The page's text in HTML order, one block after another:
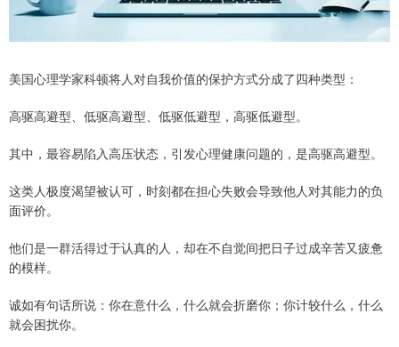
美国心理学家科顿将人对自我价值的保护方式分成了四种类型：
高驱高避型、低驱高避型、低驱低避型，高驱低避型。
其中，最容易陷入高压状态，引发心理健康问题的，是高驱高避型。
这类人极度渴望被认可，时刻都在担心失败会导致他人对其能力的负
面评价。
他们是一群活得过于认真的人，却在不自觉间把日子过成辛苦又疲惫
的模样。
诚如有句话所说：你在意什么，什么就会折磨你；你计较什么，什么
就会困扰你。